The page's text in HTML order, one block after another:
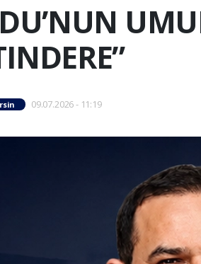
09.07.2026 - 11:19